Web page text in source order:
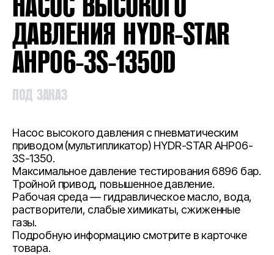
ДАВЛЕНИЯ HYDR-STAR
AHP06-3S-1350D
ПОД ЗАКАЗ
Насос высокого давления с пневматическим
приводом (мультипликатор) HYDR-STAR AHP06-
3S-1350.
Максимальное давление тестирования 6896 бар.
Тройной привод, повышенное давление.
Рабочая среда — гидравлическое масло, вода,
растворители, слабые химикаты, сжиженные
газы.
Подробную информацию смотрите в карточке
товара.